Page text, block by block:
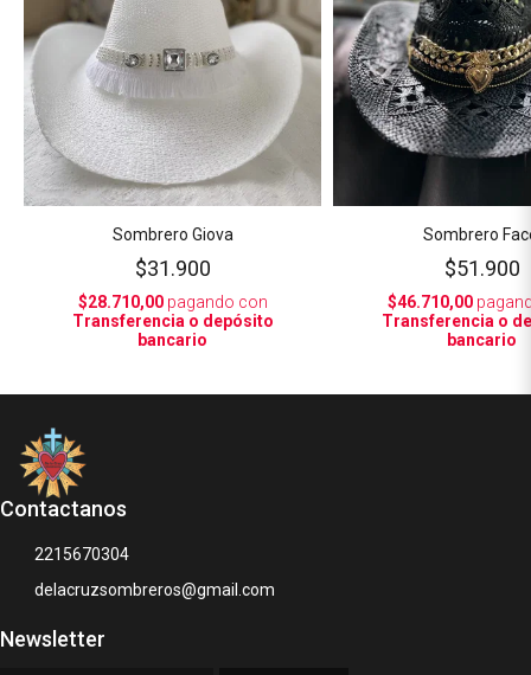
Sombrero Giova
$31.900
$28.710,00pagando con
Transferencia o depósito
bancario
Sombrero
$51.900
$46.710,00
Transferencia o
bancario
Contactanos
2215670304
delacruzsombreros@gmail.com
Newsletter